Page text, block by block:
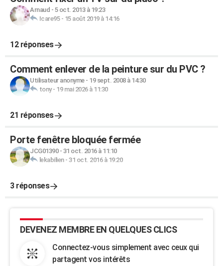
Arnaud - 5 oct. 2013 à 19:23
Icare95- 15 août 2019 à 14:16
12 réponses
Comment enlever de la peinture sur du PVC ?
Utilisateur anonyme- 19 sept. 2008 à 14:30
tony- 19 mai 2026 à 11:30
21 réponses
Porte fenêtre bloquée fermée
JCG01390- 31 oct. 2016 à 11:10
lekabilien- 31 oct. 2016 à 19:20
3 réponses
DEVENEZ MEMBRE EN QUELQUES CLICS
Connectez-vous simplement avec ceux qui
partagent vos intérêts